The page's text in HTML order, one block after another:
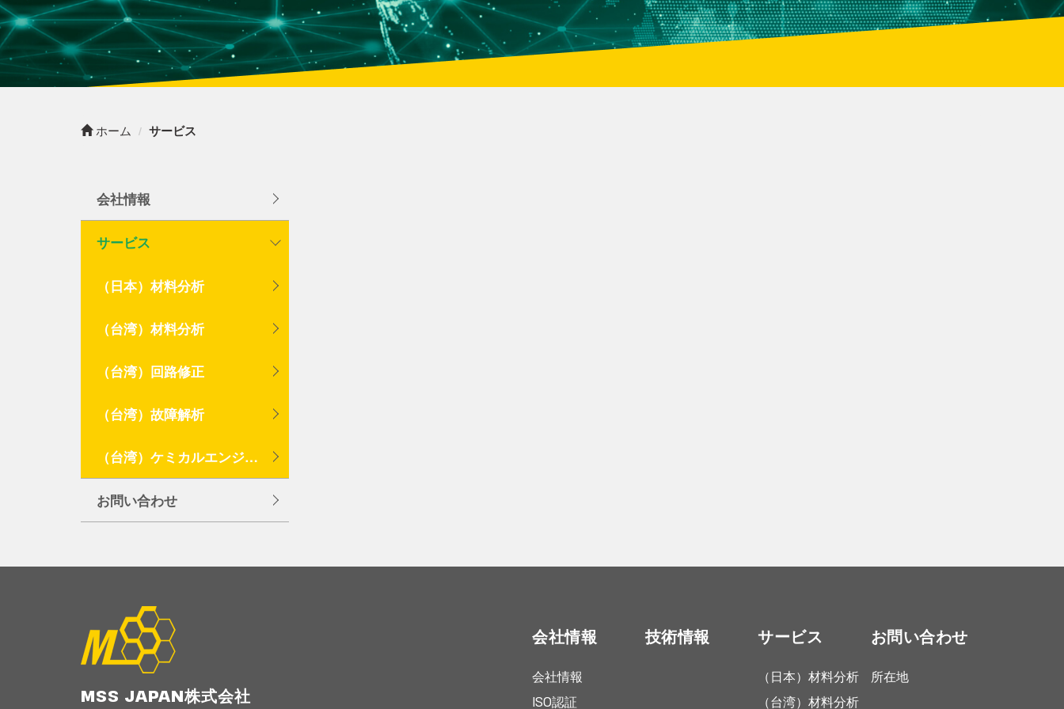
ホーム サービス
会社情報
サービス
（日本）材料分析
（台湾）材料分析
（台湾）回路修正
（台湾）故障解析
（台湾）ケミカルエンジニアリング分析
お問い合わせ
MSS JAPAN株式会社
会社情報
会社情報
ISO認証
技術情報 サービス
（日本）材料分析
（台湾）材料分析
お問い合わせ
所在地